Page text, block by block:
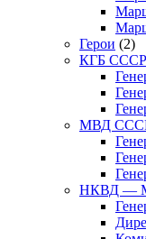
Герои (2)
КГБ
МВД
НКВД —